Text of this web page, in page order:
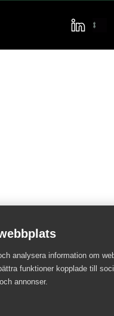
analysera information om
funktioner kopplade till
annonser.